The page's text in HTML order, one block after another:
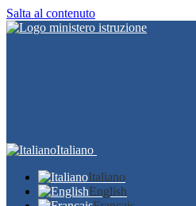
Salta al contenuto
Italiano
Italiano
English